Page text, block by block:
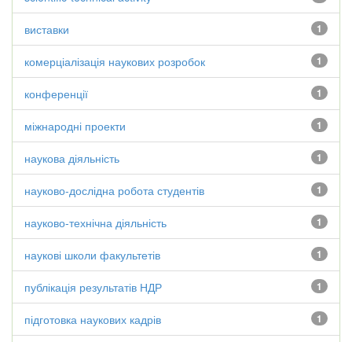
1
виставки
1
комерціалізація наукових розробок
1
конференції
1
міжнародні проекти
1
наукова діяльність
1
науково-дослідна робота студентів
1
науково-технічна діяльність
1
наукові школи факультетів
1
публікація результатів НДР
1
підготовка наукових кадрів